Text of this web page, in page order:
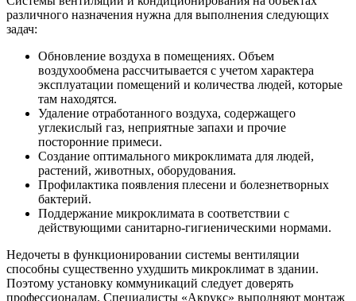
различного назначения нужна для выполнения следующих
задач:
Обновление воздуха в помещениях. Объем
воздухообмена рассчитывается с учетом характера
эксплуатации помещений и количества людей, которые
там находятся.
Удаление отработанного воздуха, содержащего
углекислый газ, неприятные запахи и прочие
посторонние примеси.
Создание оптимального микроклимата для людей,
растений, животных, оборудования.
Профилактика появления плесени и болезнетворных
бактерий.
Поддержание микроклимата в соответствии с
действующими санитарно-гигиеническими нормами.
Недочеты в функционировании системы вентиляции
способны существенно ухудшить микроклимат в здании.
Поэтому установку коммуникаций следует доверять
профессионалам. Специалисты «Акрукс» выполняют монтаж